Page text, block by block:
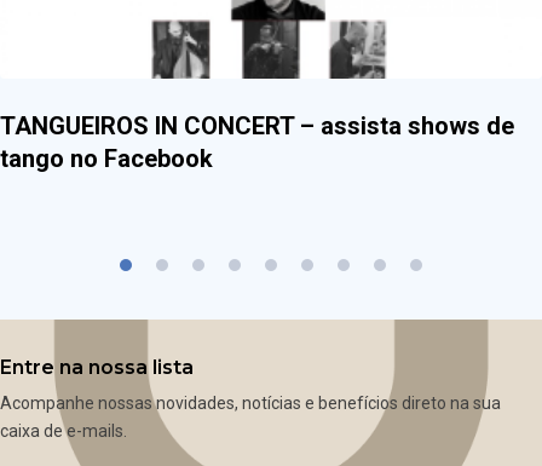
TANGUEIROS IN CONCERT – assista shows de
tango no Facebook
Entre na nossa lista
Acompanhe nossas novidades, notícias e benefícios direto na sua
caixa de e-mails.